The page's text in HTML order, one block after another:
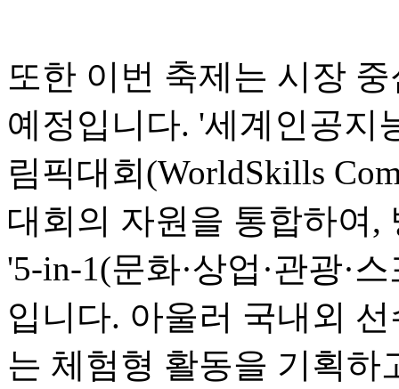
또한 이번 축제는 시장
예정입니다. '세계인공지
림픽대회(WorldSkills
대회의 자원을 통합하여,
'5-in-1(문화·상업·관광·
입니다. 아울러 국내외
는 체험형 활동을 기획하